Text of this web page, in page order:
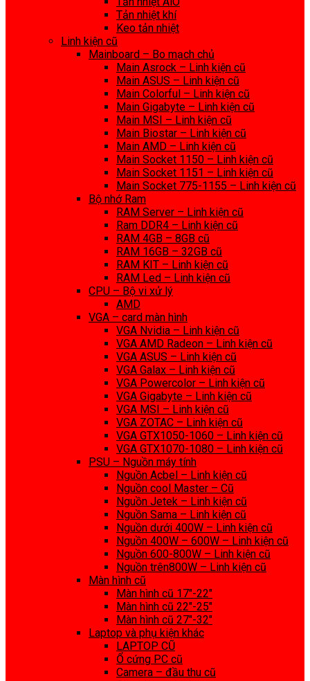
Tản nhiệt khí
Keo tản nhiệt
Linh kiện cũ
Mainboard – Bo mạch chủ
Main Asrock – Linh kiện cũ
Main ASUS – Linh kiện cũ
Main Colorful – Linh kiện cũ
Main Gigabyte – Linh kiện cũ
Main MSI – Linh kiện cũ
Main Biostar – Linh kiện cũ
Main AMD – Linh kiện cũ
Main Socket 1150 – Linh kiện cũ
Main Socket 1151 – Linh kiện cũ
Main Socket 775-1155 – Linh kiện cũ
Bộ nhớ Ram
RAM Server – Linh kiện cũ
Ram DDR4 – Linh kiện cũ
RAM 4GB – 8GB cũ
RAM 16GB – 32GB cũ
RAM KIT – Linh kiện cũ
RAM Led – Linh kiện cũ
CPU – Bộ vi xử lý
AMD
VGA – card màn hình
VGA Nvidia – Linh kiện cũ
VGA AMD Radeon – Linh kiện cũ
VGA ASUS – Linh kiện cũ
VGA Galax – Linh kiện cũ
VGA Powercolor – Linh kiện cũ
VGA Gigabyte – Linh kiện cũ
VGA MSI – Linh kiện cũ
VGA ZOTAC – Linh kiện cũ
VGA GTX1050-1060 – Linh kiện cũ
VGA GTX1070-1080 – Linh kiện cũ
PSU – Nguồn máy tính
Nguồn Acbel – Linh kiện cũ
Nguồn cool Master – Cũ
Nguồn Jetek – Linh kiện cũ
Nguồn Sama – Linh kiện cũ
Nguồn dưới 400W – Linh kiện cũ
Nguồn 400W – 600W – Linh kiện cũ
Nguồn 600-800W – Linh kiện cũ
Nguồn trên800W – Linh kiện cũ
Màn hình cũ
Màn hình cũ 17″-22″
Màn hình cũ 22″-25″
Màn hình cũ 27″-32″
Laptop và phụ kiện khác
LAPTOP CŨ
Ổ cứng PC cũ
Camera – đầu thu cũ